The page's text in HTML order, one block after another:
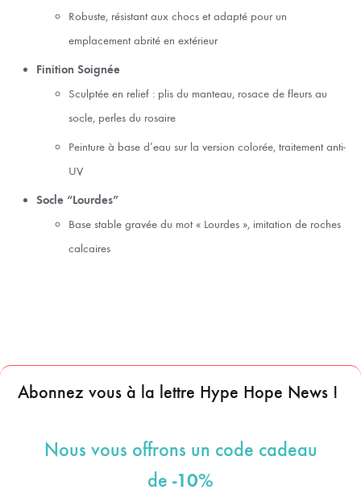
Robuste, résistant aux chocs et adapté pour un
emplacement abrité en extérieur
Finition Soignée
Sculptée en relief : plis du manteau, rosace de fleurs au
socle, perles du rosaire
Peinture à base d’eau sur la version colorée, traitement anti-
UV
Socle “Lourdes”
Base stable gravée du mot « Lourdes », imitation de roches
calcaires
Abonnez vous à la lettre Hype Hope News !
Nous vous offrons un code cadeau
de -10%